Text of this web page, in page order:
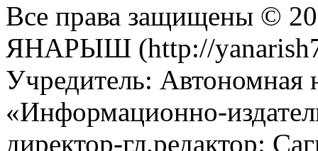
Все права защищены ©
ЯНАРЫШ (http://
Учредитель: Автономная
«Информационно-
директор-гл.редактор: